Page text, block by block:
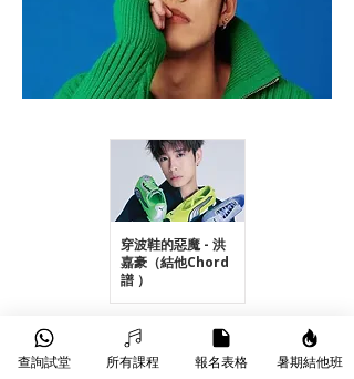
穿波鞋的惡魔 - 洪
嘉豪（結他Chord
譜 ）
Previous Next
查詢試堂 所有課程 報名表格 暑期結他班